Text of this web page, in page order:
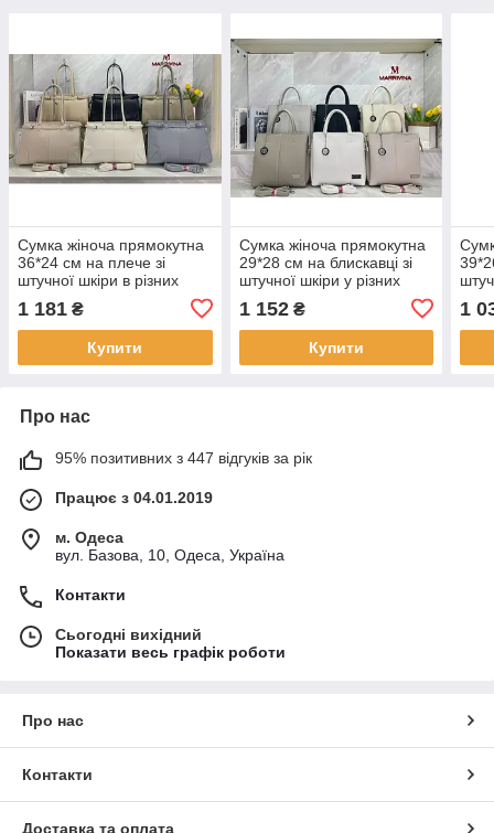
Сумка жіноча прямокутна
36*24 см на плече зі
штучної шкіри в різних
1 181 ₴
Купити
Сумка жіноча прямокутна
29*28 см на блискавці зі
штучної шкіри у різних
1 152₴
Купити
1
Про нас
95% позитивних з 447 відгуків за рік
Працює з 04.01.2019
м. Одеса
вул. Базова, 10, Одеса, Україна
Контакти
Сьогодні вихідний
Показати весь графік роботи
Про нас
Контакти
Доставка та оплата